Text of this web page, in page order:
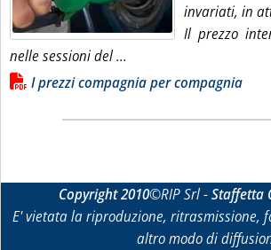
invariati, in
Il prezzo
nelle sessioni del ...
Lista allegati PDF alla notizia
I prezzi compagnia per compagnia
Copyright 2010©RIP Srl -Staffetta
E' vietata la riproduzione, ritrasmissione,
altro modo di